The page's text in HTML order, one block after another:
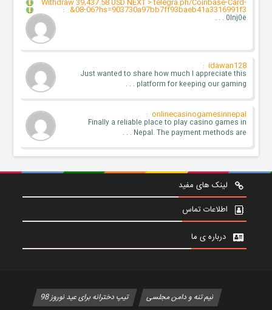
Withdraw 39,437.58 USD NEXT > telegra.ph/Coinbase-Card-
08-06?hs=903730a97bb7ff93baeb41a3316991f3&
:
0lnj0e . . .
idawan128 :
Just wanted to share how much I appreciate this
platform for keeping our gaming . . .
onlinecasinogamesinnepal :
Finally a reliable place to play casino games in
Nepal. The payment methods are . . .
لینک های مفید
اطلاعات تماس
درباره ی ما
نیم تنه و دامن مجلسی تیپ دخترانه برای عید نوروز 98